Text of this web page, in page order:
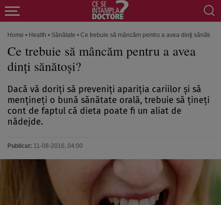
Home • Health • Sănătate • Ce trebuie să mâncăm pentru a avea dinţi sănătoşi?
Ce trebuie să mâncăm pentru a avea
dinţi sănătoşi?
Dacă vă doriţi să preveniţi apariţia cariilor şi să
menţineţi o bună sănătate orală, trebuie să ţineţi
cont de faptul că dieta poate fi un aliat de
nădejde.
Publicat: 11-08-2016, 04:00